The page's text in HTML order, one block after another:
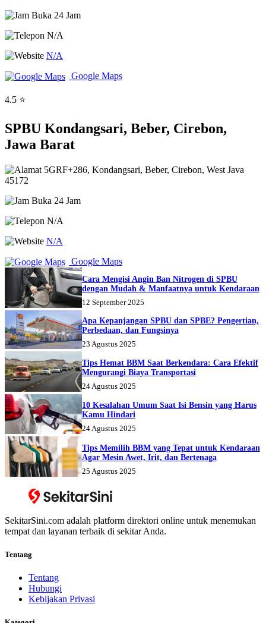
Buka 24 Jam
N/A
N/A
Google Maps
4.5 ⭐
SPBU Kondangsari, Beber, Cirebon,
Jawa Barat
5GRF+286, Kondangsari, Beber, Cirebon, West Java
45172
Buka 24 Jam
N/A
N/A
Google Maps
Cara Mengisi Angin Ban Nitrogen di SPBU
dengan Mudah & Manfaatnya untuk Kendaraan
12 September 2025
Apa Kepanjangan SPBU dan SPBE? Pengertian,
Perbedaan, dan Fungsinya
23 Agustus 2025
Tips Hemat BBM Saat Berkendara: Cara Efektif
Mengurangi Biaya Transportasi
24 Agustus 2025
10 Kesalahan Umum Saat Isi Bensin yang Harus
Kamu Hindari
24 Agustus 2025
Tips Memilih BBM yang Tepat untuk Kendaraan
Agar Mesin Awet, Irit, dan Bertenaga
25 Agustus 2025
SekitarSini.com adalah platform direktori online untuk menemukan
tempat dan layanan terbaik di sekitar Anda.
Tentang
Tentang
Hubungi
Kebijakan Privasi